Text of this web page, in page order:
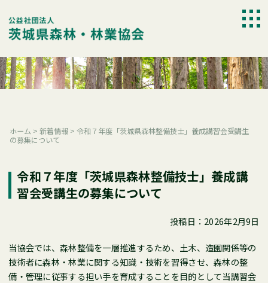
content
ホーム > 新着情報 > 令和７年度「茨城県森林整備技士」養成講習会受講生
の募集について
令和７年度「茨城県森林整備技士」養成講
習会受講生の募集について
投稿日：2026年2月9日
当協会では、森林整備を一層推進するため、土木、造園関係等の
技術者に森林・林業に関する知識・技術を習得させ、森林の整
備・管理に従事する担い手を育成することを目的として当講習会